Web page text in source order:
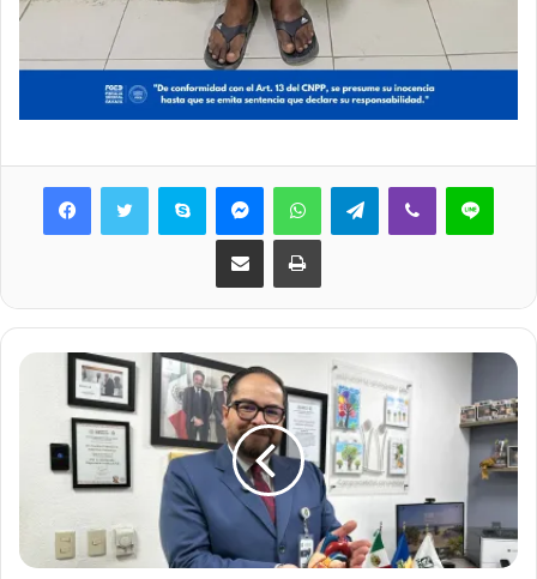
Skype MessengerWhatsAppTelegramViber Line
Share via Email Print